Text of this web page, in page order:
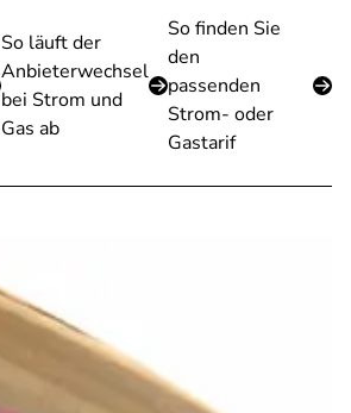
So läuft der
Anbieterwechsel
bei Strom und
Gas ab
So finden Sie
den
passenden
Strom- oder
Gastarif